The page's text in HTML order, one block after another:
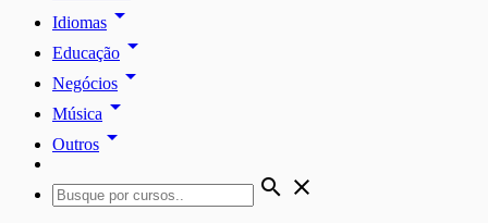
Idiomas arrow_drop_down
Educação arrow_drop_down
Negócios arrow_drop_down
Música arrow_drop_down
Outros arrow_drop_down
search close